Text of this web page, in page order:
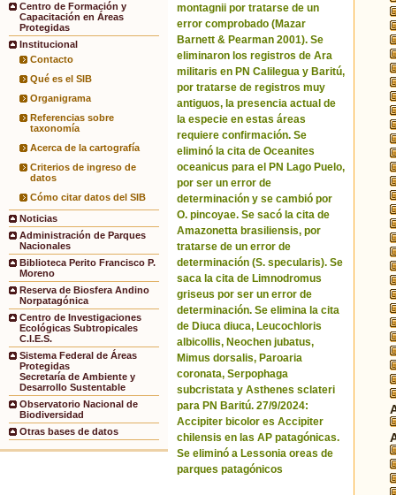
Centro de Formación y
Capacitación en Áreas
Protegidas
Institucional
Contacto
Qué es el SIB
Organigrama
Referencias sobre
taxonomía
Acerca de la cartografía
Criterios de ingreso de
datos
Cómo citar datos del SIB
Noticias
Administración de Parques
Nacionales
Biblioteca Perito Francisco P.
Moreno
Reserva de Biosfera Andino
Norpatagónica
Centro de Investigaciones
Ecológicas Subtropicales
C.I.E.S.
Sistema Federal de Áreas
Protegidas
Secretaría de Ambiente y
Desarrollo Sustentable
Observatorio Nacional de
Biodiversidad
Otras bases de datos
montagnii por tratarse de un
error comprobado (Mazar
Barnett & Pearman 2001). Se
eliminaron los registros de Ara
militaris en PN Calilegua y Baritú,
por tratarse de registros muy
antiguos, la presencia actual de
la especie en estas áreas
requiere confirmación. Se
eliminó la cita de Oceanites
oceanicus para el PN Lago Puelo,
por ser un error de
determinación y se cambió por
O. pincoyae. Se sacó la cita de
Amazonetta brasiliensis, por
tratarse de un error de
determinación (S. specularis). Se
saca la cita de Limnodromus
griseus por ser un error de
determinación. Se elimina la cita
de Diuca diuca, Leucochloris
albicollis, Neochen jubatus,
Mimus dorsalis, Paroaria
coronata, Serpophaga
subcristata y Asthenes sclateri
para PN Baritú. 27/9/2024:
Accipiter bicolor es Accipiter
chilensis en las AP patagónicas.
Se eliminó a Lessonia oreas de
parques patagónicos